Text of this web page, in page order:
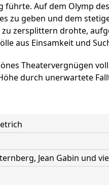
führte. Auf dem Olymp
zu geben und dem
zersplittern drohte,
aus Einsamkeit und
Theatervergnügen
durch unerwartete
Jean Gabin und